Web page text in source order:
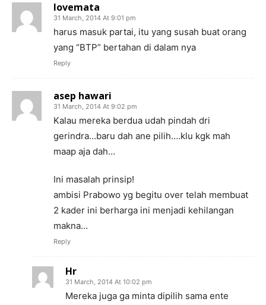
lovemata
31 March, 2014 At 9:01 pm
harus masuk partai, itu yang susah buat orang
yang “BTP” bertahan di dalam nya
Reply
asep hawari
31 March, 2014 At 9:02 pm
Kalau mereka berdua udah pindah dri
gerindra…baru dah ane pilih….klu kgk mah
maap aja dah…
Ini masalah prinsip!
ambisi Prabowo yg begitu over telah membuat
2 kader ini berharga ini menjadi kehilangan
makna…
Reply
Hr
31 March, 2014 At 10:02 pm
Mereka juga ga minta dipilih sama ente